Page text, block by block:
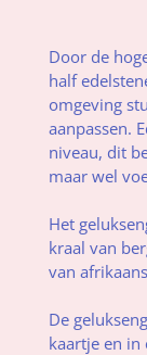
Door de
half
omgeving
aanpassen.
niveau, dit
maar wel
Het
kraal van
van
De
kaartje en in